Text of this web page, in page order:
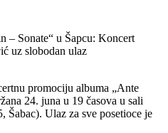
promociju albuma „Ante
24. juna u 19 časova u sali
Šabac). Ulaz za sve posetioce je